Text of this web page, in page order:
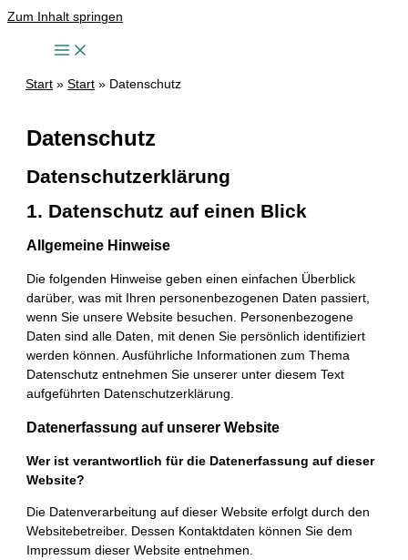
Zum Inhalt springen
Start Start Datenschutz
Datenschutz
Datenschutzerklärung
1. Datenschutz auf einen Blick
Allgemeine Hinweise
Die folgenden Hinweise geben einen einfachen Überblick
darüber, was mit Ihren personenbezogenen Daten passiert,
wenn Sie unsere Website besuchen. Personenbezogene
Daten sind alle Daten, mit denen Sie persönlich identifiziert
werden können. Ausführliche Informationen zum Thema
Datenschutz entnehmen Sie unserer unter diesem Text
aufgeführten Datenschutzerklärung.
Datenerfassung auf unserer Website
Wer ist verantwortlich für die Datenerfassung auf dieser
Website?
Die Datenverarbeitung auf dieser Website erfolgt durch den
Websitebetreiber. Dessen Kontaktdaten können Sie dem
Impressum dieser Website entnehmen.